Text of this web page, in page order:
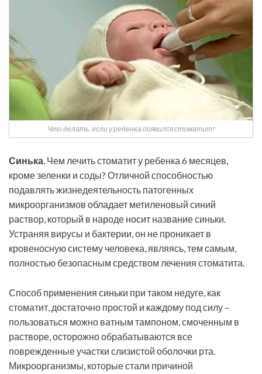
Что делать, если у ребенка появился стоматит?
Синька. Чем лечить стоматит у ребенка 6 месяцев,
кроме зеленки и соды? Отличной способностью
подавлять жизнедеятельность патогенных
микроорганизмов обладает метиленовый синий
раствор, который в народе носит название синьки.
Устраняя вирусы и бактерии, он не проникает в
кровеносную систему человека, являясь, тем самым,
полностью безопасным средством лечения стоматита.
Способ применения синьки при таком недуге, как
стоматит, достаточно простой и каждому под силу –
пользоваться можно ватным тампоном, смоченным в
растворе, осторожно обрабатываются все
поврежденные участки слизистой оболочки рта.
Микроорганизмы, которые стали причиной